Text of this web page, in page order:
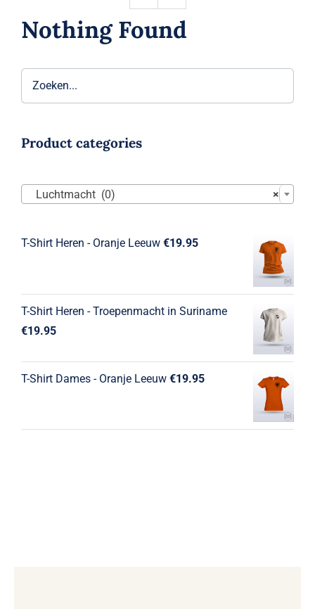
Nothing Found
Product categories
×
Luchtmacht (0)
T-Shirt Heren - Oranje Leeuw €19.95
T-Shirt Heren - Troepenmacht in Suriname
€19.95
T-Shirt Dames - Oranje Leeuw €19.95